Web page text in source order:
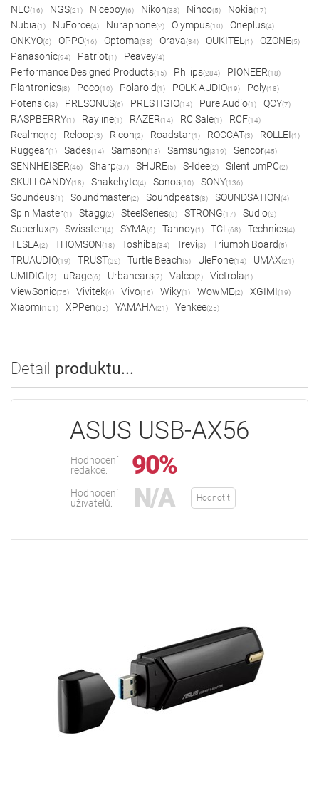
NEC(16) NGS(21) Niceboy(6) Nikon(33) Ninco(5) Nokia(17)
Nubia(1) NuForce(4) Nuraphone(2) Olympus(10) Oneplus(4)
ONKYO(6) OPPO(16) Optoma(38) Orava(34) OUKITEL (1) OZONE(5)
Panasonic(94) Patriot(1) Peavey(4)
Performance Designed Products(15) Philips(284) PIONEER(18)
Plantronics(8) Poco(10) Polaroid(1) POLK AUDIO(19) Poly(18)
Potensic(3) PRESONUS(6) PRESTIGIO(14) Pure Audio(1) QCY(7)
RASPBERRY(1) Rayline(1) RAZER(14) RC Sale(1) RCF(14)
Realme(10) Reloop(3) Ricoh(2) Roadstar(1) ROCCAT(3) ROLLEI(1)
Ruggear(1) Sades(14) Samson(13) Samsung(319) Sencor(45)
SENNHEISER(46) Sharp(37) SHURE(5) S-Idee(2) SilentiumPC(2)
SKULLCANDY(18) Snakebyte(4) Sonos(10) SONY(136)
Soundeus(1) Soundmaster(2) Soundpeats(8) SOUNDSATION(4)
Spin Master(1) Stagg(2) SteelSeries(8) STRONG(17) Sudio(2)
Superlux(7) Swissten(4) SYMA(6) Tannoy(1) TCL (68) Technics(4)
TESLA(2) THOMSON(18) Toshiba(34) Trevi(3) Triumph Board(5)
TRUAUDIO(19) TRUST(32) Turtle Beach(5) UleFone(14) UMAX(21)
UMIDIGI(2) uRage(6) Urbanears(7) Valco(2) Victrola(1)
ViewSonic(75) Vivitek(4) Vivo(16) Wiky(1) WowME(2) XGIMI(19)
Xiaomi(101) XPPen(35) YAMAHA(21) Yenkee(25)
Detail produktu...
ASUS USB-AX56
Hodnocení
redakce:
90%
Hodnocení
uživatelů:
N/A Hodnotit